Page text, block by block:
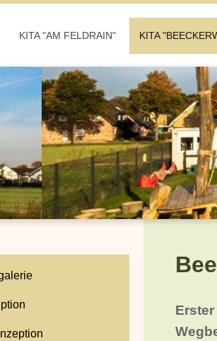
KITA "AM FELDRAIN" KITA